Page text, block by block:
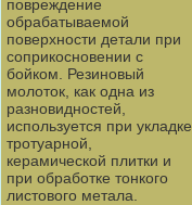
повреждение
обрабатываемой
поверхности детали при
соприкосновении с
бойком. Резиновый
молоток, как одна из
разновидностей,
используется при укладке
тротуарной,
керамической плитки и
при обработке тонкого
листового метала.